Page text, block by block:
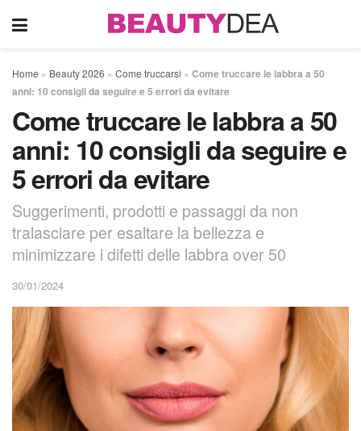
Home » Beauty 2026 » Come truccarsi » Come truccare le labbra a 50
anni: 10 consigli da seguire e 5 errori da evitare
Come truccare le labbra a 50
anni: 10 consigli da seguire e
5 errori da evitare
Suggerimenti, prodotti e passaggi da non
tralasciare per esaltare la bellezza e
minimizzare i difetti delle labbra over 50
30/01/2024